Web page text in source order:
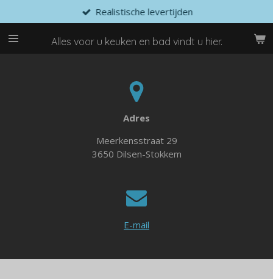
direct
naar
Alles voor u keuken en bad vindt u hier.
Realistische levertijden
Adres
Meerkensstraat 29
3650 Dilsen-Stokkem
E-mail